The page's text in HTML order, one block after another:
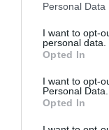
Please note that
not limited to your
grant or deny
use your data for
consent section.
Personal
I want to opt-
personal data.
Opted In
I want to opt-
Personal Data.
Opted In
aggatnak rájuk.
körmenetelen